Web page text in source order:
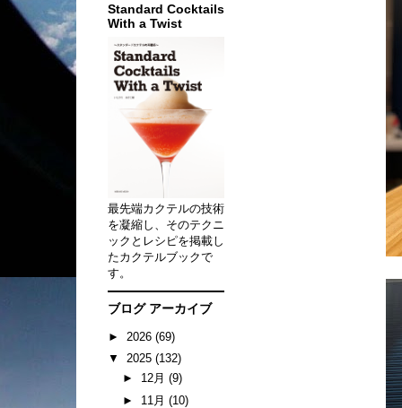
Standard Cocktails
With a Twist
最先端カクテルの技術
を凝縮し、そのテクニ
ックとレシピを掲載し
たカクテルブックで
す。
ブログ アーカイブ
► 2026 (69)
▼ 2025 (132)
► 12月 (9)
► 11月 (10)